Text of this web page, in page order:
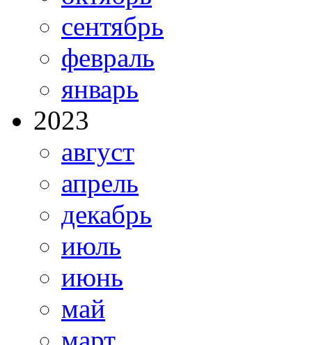
сентябрь
февраль
январь
2023
август
апрель
декабрь
июль
июнь
май